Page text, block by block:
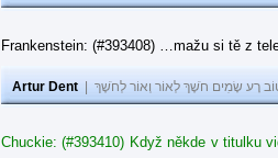
Frankenstein: (#393408) …mažu si tě z
Artur Dent רָע שָׂמִים חֹשֶׁךְ לְאוֹר וְאוֹר לְחֹשֶׁךְ
Chuckie: (#393410) Když někde v titulku